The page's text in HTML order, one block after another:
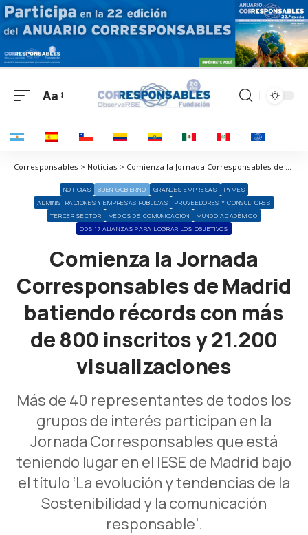
Aa
Corresponsables > Noticias > Comienza la Jornada Corresponsables de Madrid batiendo récords con más de 800 inscritos y 21.200 visualizaciones
NOTICIAS BUEN GOBIERNO GRANDES EMPRESAS
PYMES
ADMINISTRACIONES Y EMPRESAS PÚBLICAS
PROVEEDORES Y CONSULTORES
TERCER SECTOR
MEDIOS DE COMUNICACIÓN
MUNDO ACADÉMICO
ODS 17 ALIANZAS PARA LOGRAR LOS OBJETIVOS
Comienza la Jornada
Corresponsables de Madrid
batiendo récords con más
de 800 inscritos y 21.200
visualizaciones
Más de 40 representantes de todos los
grupos de interés participan en la
Jornada Corresponsables que está
teniendo lugar en el IESE de Madrid bajo
el título ‘La evolución y tendencias de la
Sostenibilidad y la comunicación
responsable’.